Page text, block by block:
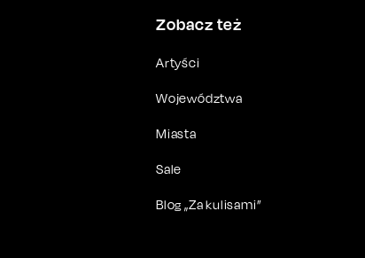
Zobacz też
Artyści
Województwa
Miasta
Sale
Blog „Za kulisami”